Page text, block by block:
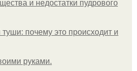
и недостатки пудрового
почему это происходит и
руками.